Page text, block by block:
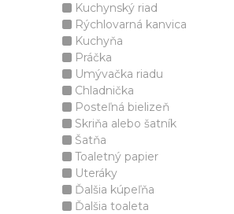
Kuchynský riad
Rýchlovarná kanvica
Kuchyňa
Práčka
Umývačka riadu
Chladnička
Posteľná bielizeň
Skriňa alebo šatník
Šatňa
Toaletný papier
Uteráky
Ďalšia kúpeľňa
Ďalšia toaleta